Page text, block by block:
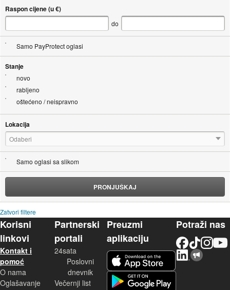
Raspon cijene (u €)
do
Samo PayProtect oglasi
Stanje
novo
rabljeno
oštećeno / neispravno
Lokacija
Odaberi
Samo oglasi sa slikom
PRONJUŠKAJ
Zatvori filtere
Korisni
linkovi
Kontakt i
pomoć
O nama
Oglašavanje
Partnerski
portali
24sata
Poslovni
dnevnik
Večernji list
Preuzmi
aplikaciju
Potraži nas